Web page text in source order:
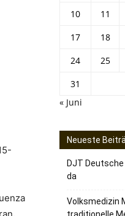
10
11
17
18
24
25
31
« Juni
Neueste
DJT
da
Volksmedizin